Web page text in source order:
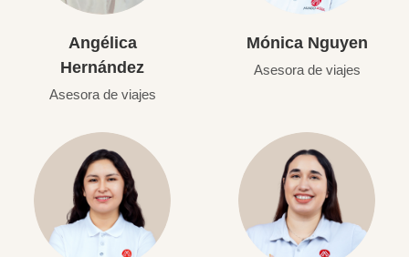
Angélica
Hernández
Asesora de viajes
Mónica Nguyen
Asesora de viajes